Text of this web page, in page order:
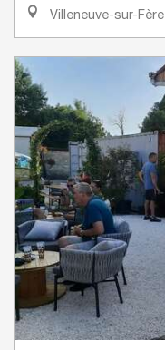
Villeneuve-sur-Fère